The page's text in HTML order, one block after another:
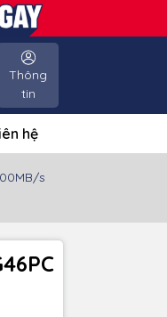
Thông
tin
hệ
s